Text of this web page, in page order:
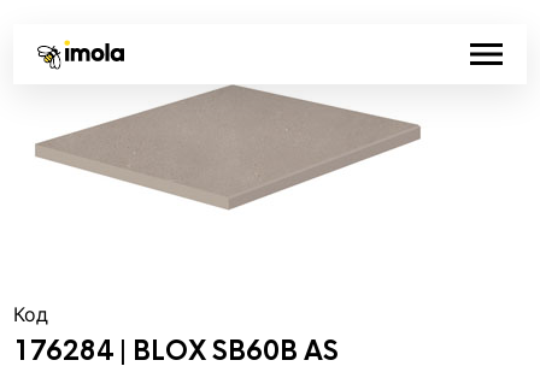
Код
176284 | BLOX SB60B AS